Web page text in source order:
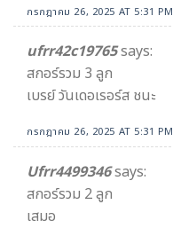
กรกฎาคม 26, 2025 AT 5:31 PM
ufrr42c19765says:
สกอร์รวม 3 ลูก
เบรย์ วันเดอเรอร์ส ชนะ
กรกฎาคม 26, 2025 AT 5:31 PM
Ufrr4499346says:
สกอร์รวม 2 ลูก
เสมอ